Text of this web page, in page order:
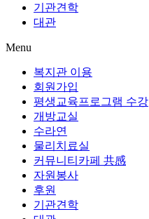
기관견학
대관
Menu
복지관 이용
회원가입
평생교육프로그램 수강
개방교실
수라연
물리치료실
커뮤니티카페 共感
자원봉사
후원
기관견학